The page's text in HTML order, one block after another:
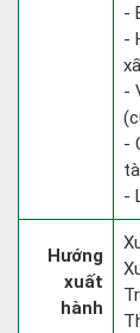
-
-
-
-
-
Hướng
xuất
hành